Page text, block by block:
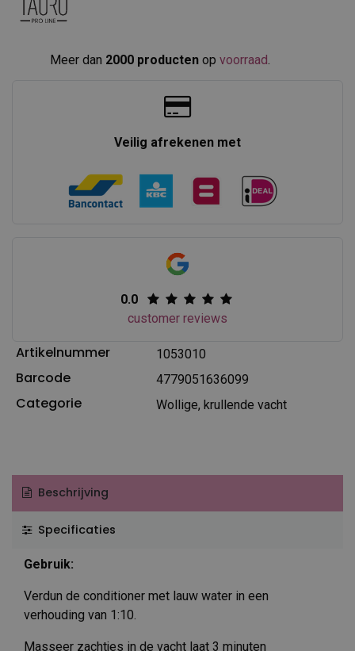
Meer dan 2000 producten op voorraad
Veilig afrekenen met
0.0
customer reviews
Artikelnummer 1053010
Barcode 4779051636099
Categorie Wollige, krullende vacht
Beschrijving
Specificaties
Gebruik:
Verdun de conditioner met lauw water in een
verhouding van 1:10.
Masseer zachtjes in de vacht laat 3 minuten